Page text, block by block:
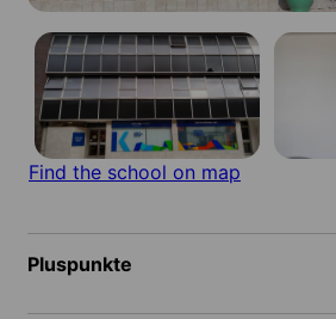
Find the school on map
Pluspunkte